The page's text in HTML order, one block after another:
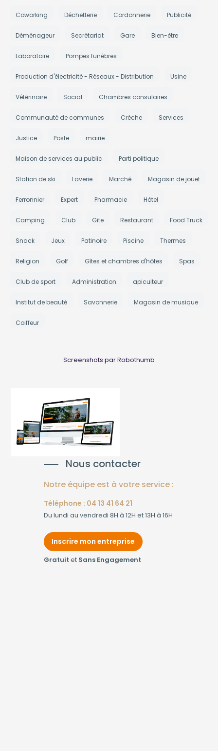
Coworking Déchetterie Cordonnerie Publicité
Déménageur Secrétariat Gare Bien-être
Laboratoire Pompes funèbres
Production d'électricité - Réseaux - Distribution Usine
Vétérinaire Social Chambres consulaires
Communauté de communes Crèche Services
Justice Poste mairie
Maison de services au public Parti politique
Station de ski Laverie Marché Magasin de jouet
Ferronnier Expert Pharmacie Hôtel
Camping Club Gite Restaurant Food Truck
Snack Jeux Patinoire Piscine Thermes
Religion Golf Gîtes et chambres d'hôtes Spas
Club de sport Administration apiculteur
Institut de beauté Savonnerie Magasin de musique
Coiffeur
Screenshots par Robothumb
Nous contacter
Notre équipe est à votre service :
Téléphone : 04 13 41 64 21
Du lundi au vendredi 8H à 12H et 13H à 16H
Inscrire mon entreprise
Gratuit et Sans Engagement